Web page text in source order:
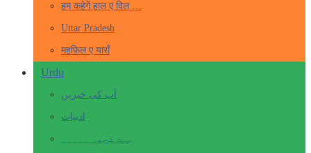
हम कहेगें हाल ए दिल …
Uttar Pradesh
महफ़िल ए याराँ
Urdu
آپ کی خبریں
ادبیات
بہت کچھ۔ ۔۔۔۔۔